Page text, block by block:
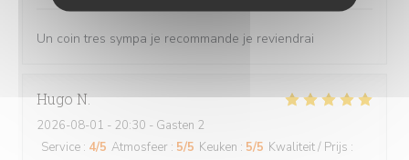
Un coin tres sympa je recommande je reviendrai
HugoN
2026-08-01 - 20:30 - Gasten 2
Service : 4/5 Atmosfeer : 5/5 Keuken : 5/5 Kwaliteit / Prijs :